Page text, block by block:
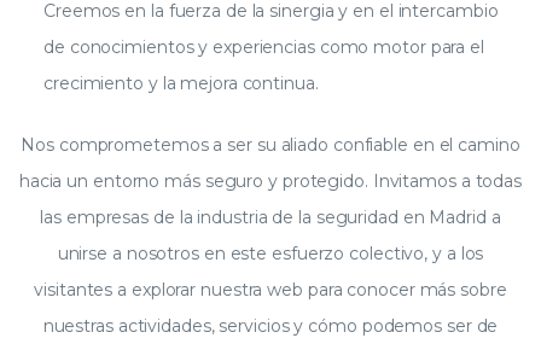
Creemos en la fuerza de la sinergia y en el intercambio
de conocimientos y experiencias como motor para el
crecimiento y la mejora continua.
Nos comprometemos a ser su aliado confiable en el camino
hacia un entorno más seguro y protegido. Invitamos a todas
las empresas de la industria de la seguridad en Madrid a
unirse a nosotros en este esfuerzo colectivo, y a los
visitantes a explorar nuestra web para conocer más sobre
nuestras actividades, servicios y cómo podemos ser de